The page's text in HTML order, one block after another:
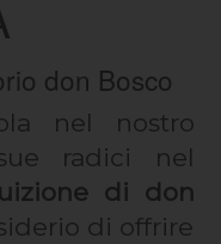
don Bosco
nel nostro
radici nel
di don
di offrire